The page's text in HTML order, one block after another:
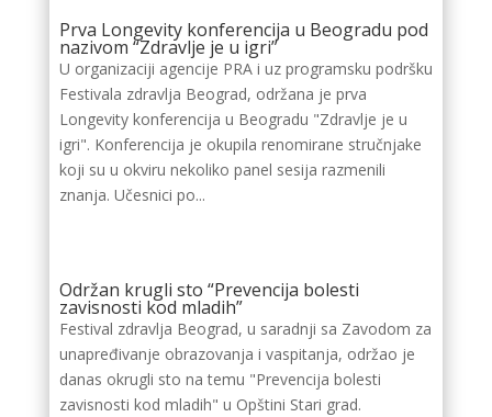
Prva Longevity konferencija u Beogradu pod
nazivom “Zdravlje je u igri”
U organizaciji agencije PRA i uz programsku podršku
Festivala zdravlja Beograd, održana je prva
Longevity konferencija u Beogradu "Zdravlje je u
igri". Konferencija je okupila renomirane stručnjake
koji su u okviru nekoliko panel sesija razmenili
znanja. Učesnici po...
Održan krugli sto “Prevencija bolesti
zavisnosti kod mladih”
Festival zdravlja Beograd, u saradnji sa Zavodom za
unapređivanje obrazovanja i vaspitanja, održao je
danas okrugli sto na temu "Prevencija bolesti
zavisnosti kod mladih" u Opštini Stari grad.